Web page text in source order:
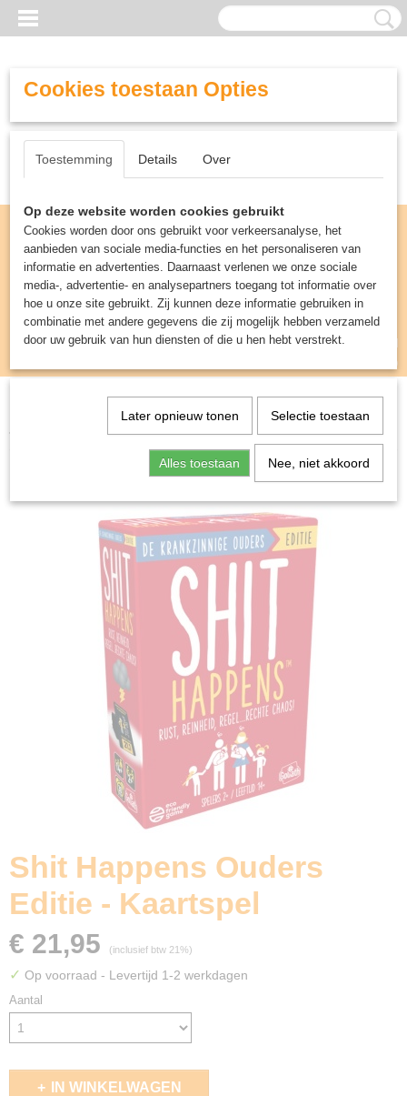
Inloggen Registreren
UW WINKELWAGEN
(0)
Spellen & Puzzels> Shit Happens Ouders Editie
- Kaartspel
Shit Happens Ouders
Editie - Kaartspel
€ 21,95 (inclusief btw 21%)
✓ Op voorraad - Levertijd 1-2 werkdagen
Aantal
IN WINKELWAGEN
Cookies toestaan Opties
Toestemming Details Over
Op deze website worden cookies gebruikt
Cookies worden door ons gebruikt voor verkeersanalyse, het
aanbieden van sociale media-functies en het personaliseren van
informatie en advertenties. Daarnaast verlenen we onze sociale
media-, advertentie- en analysepartners toegang tot informatie over
hoe u onze site gebruikt. Zij kunnen deze informatie gebruiken in
combinatie met andere gegevens die zij mogelijk hebben verzameld
door uw gebruik van hun diensten of die u hen hebt verstrekt.
Later opnieuw tonen Selectie toestaan
Alles toestaan Nee, niet akkoord